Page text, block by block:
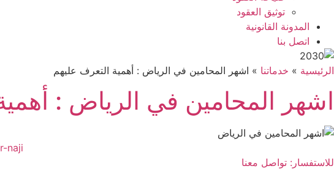
توثيق العقود
المدونة القانونية
اتصل بنا
الرئيسية » خدماتنا » اشهر المحامين في الرياض : أهمية التعرف عليهم
اشهر المحامين في الرياض :
naji
للاستفسار: تواصل معنا